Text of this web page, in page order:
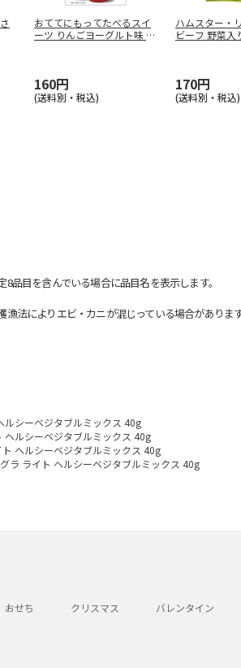
おててにもってたべるスイ
ーツ りんごヨーグルト味 60
160円
(送料別・税込)
ハムスター・
ビーフ 野菜入
170円
(送料別・税込)
目を含んでいる場合に品目名を表示します。
によりエビ・カニが混じっている場合がありま
ルシーベジタブルミックス 40g
ヘルシーベジタブルミックス 40g
ヘルシーベジタブルミックス 40g
ラ ライト ヘルシーベジタブルミックス 40g
おせち クリスマス バレンタイン